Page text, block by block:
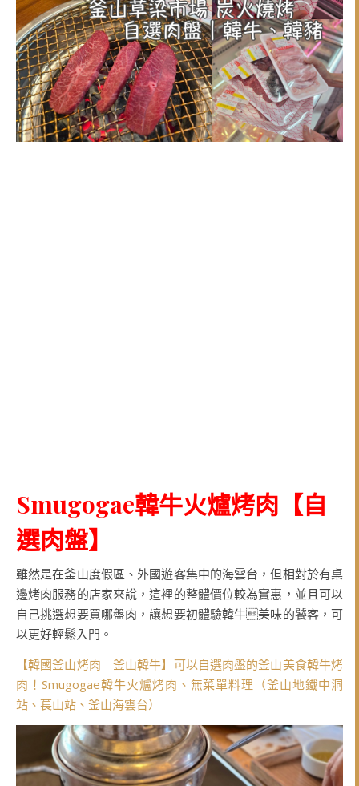
Smugogae韓牛火爐烤肉【自
選肉盤】
雖然是在釜山度假區、外國遊客集中的海雲台，但相對於有桌
邊烤肉服務的店家來說，這裡的整體價位較為實惠，並且可以
自己挑選想要買哪盤肉，讓想要初體驗韓牛美味的饕客，可
以更好輕鬆入門。
【韓國釜山烤肉｜釜山韓牛】可以自選肉盤的釜山美食韓牛烤
肉！Smugogae韓牛火爐烤肉、無菜單料理（釜山地鐵中洞
站、萇山站、釜山海雲台）